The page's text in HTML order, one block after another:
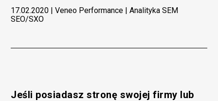
17.02.2020 | Veneo Performance |Analityka SEM
SEO/SXO
Jeśli posiadasz stronę swojej firmy lub